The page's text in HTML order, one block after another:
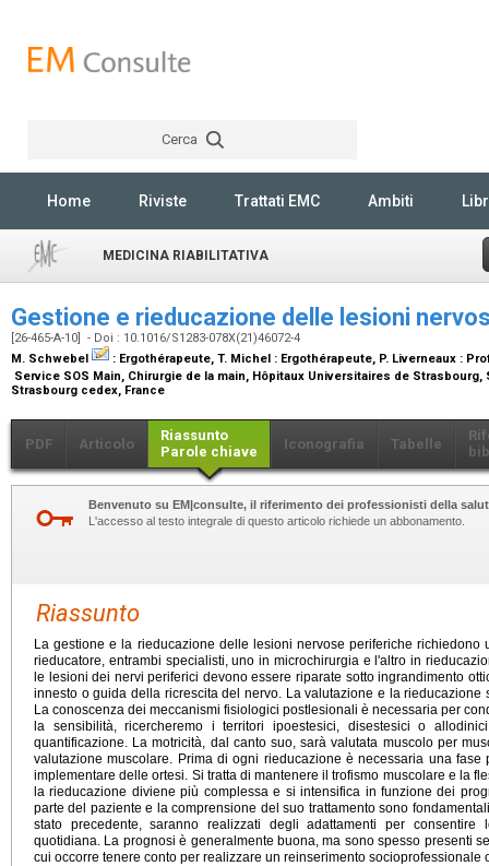
Cerca
Home Riviste Trattati EMC Ambiti
MEDICINA RIABILITATIVA
Gestione e rieducazione delle lesioni
[26-465-A-10] - Doi : 10.1016/S1283-078X(21)46072-4
M. Schwebel
: Ergothérapeute, T. Michel : Ergothérapeute, P. Liverneaux :
Service SOS Main, Chirurgie de la main, Hôpitaux Universitaires de Strasbourg,
Strasbourg cedex, France
PDF Articolo
Riassunto
Parole chiave
Iconografia Tabelle
Benvenuto su EM|consulte, il riferimento dei professionisti della
L'accesso al testo integrale di questo articolo richiede un abbonamento.
Riassunto
La gestione e la rieducazione delle lesioni nervose periferiche richiedono
rieducatore, entrambi specialisti, uno in microchirurgia e l'altro in
le lesioni dei nervi periferici devono essere riparate sotto ingrandimento
innesto o guida della ricrescita del nervo. La valutazione e la rieducazione
La conoscenza dei meccanismi fisiologici postlesionali è necessaria per
la sensibilità, ricercheremo i territori ipoestesici, disestesici o
quantificazione. La motricità, dal canto suo, sarà valutata muscolo per
valutazione muscolare. Prima di ogni rieducazione è necessaria una
implementare delle ortesi. Si tratta di mantenere il trofismo muscolare e la
la rieducazione diviene più complessa e si intensifica in funzione dei
parte del paziente e la comprensione del suo trattamento sono
stato precedente, saranno realizzati degli adattamenti per
quotidiana. La prognosi è generalmente buona, ma sono spesso presenti
cui occorre tenere conto per realizzare un reinserimento socioprofessionale